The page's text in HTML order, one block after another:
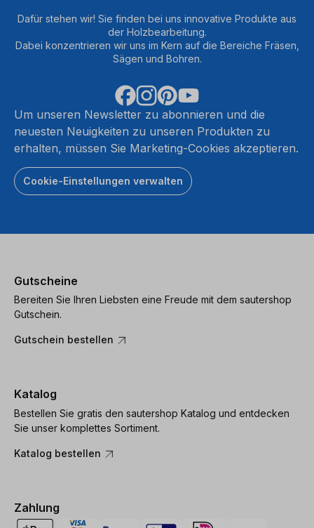
Dafür stehen wir! Sie finden bei uns innovative Produkte aus
der Holzbearbeitung.
Dabei konzentrieren wir uns im Kern auf die Bereiche Fräsen,
Sägen und Bohren.
Um unseren Newsletter zu abonnieren und die
neuesten Neuigkeiten zu unseren Produkten zu
erhalten, müssen Sie Marketing-Cookies akzeptieren.
Cookie-Einstellungen verwalten
Gutscheine
Bereiten Sie Ihren Liebsten eine Freude mit dem sautershop
Gutschein.
Gutschein bestellen
Katalog
Bestellen Sie gratis den sautershop Katalog und entdecken
Sie unser komplettes Sortiment.
Katalog bestellen
Zahlung